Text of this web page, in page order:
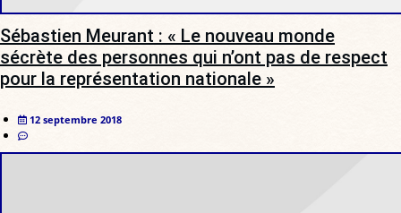
Sébastien Meurant : « Le nouveau monde
sécrète des personnes qui n’ont pas de respect
pour la représentation nationale »
12 septembre 2018